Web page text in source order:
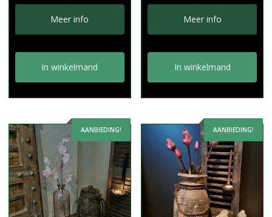
Meer info
In winkelmand
Meer info
In winkelmand
AANBIEDING! AANBIEDING!